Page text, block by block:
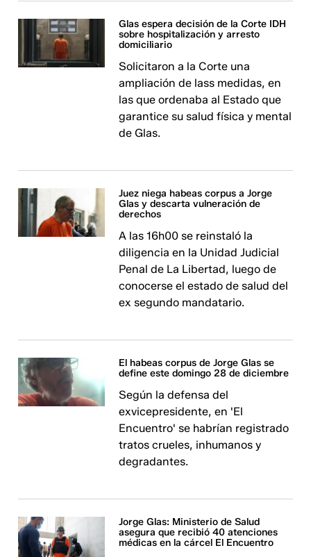
Glas espera decisión de la Corte IDH
sobre hospitalización y arresto
domiciliario
Solicitaron a la Corte una
ampliación de lass medidas, en
las que ordenaba al Estado que
garantice su salud física y mental
de Glas.
Juez niega habeas corpus a Jorge
Glas y descarta vulneración de
derechos
A las 16h00 se reinstaló la
diligencia en la Unidad Judicial
Penal de La Libertad, luego de
conocerse el estado de salud del
ex segundo mandatario.
El habeas corpus de Jorge Glas se
define este domingo 28 de diciembre
Según la defensa del
exvicepresidente, en 'El
Encuentro' se habrían registrado
tratos crueles, inhumanos y
degradantes.
Jorge Glas: Ministerio de Salud
asegura que recibió 40 atenciones
médicas en la cárcel El Encuentro